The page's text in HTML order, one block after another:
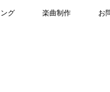
グ 楽曲制作 お